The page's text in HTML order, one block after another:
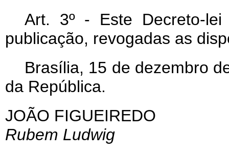
Art. 3º - Este Decreto-
publicação, revogadas as
Brasília, 15 de dezembro
da República.
JOÃO FIGUEIREDO
Rubem Ludwig